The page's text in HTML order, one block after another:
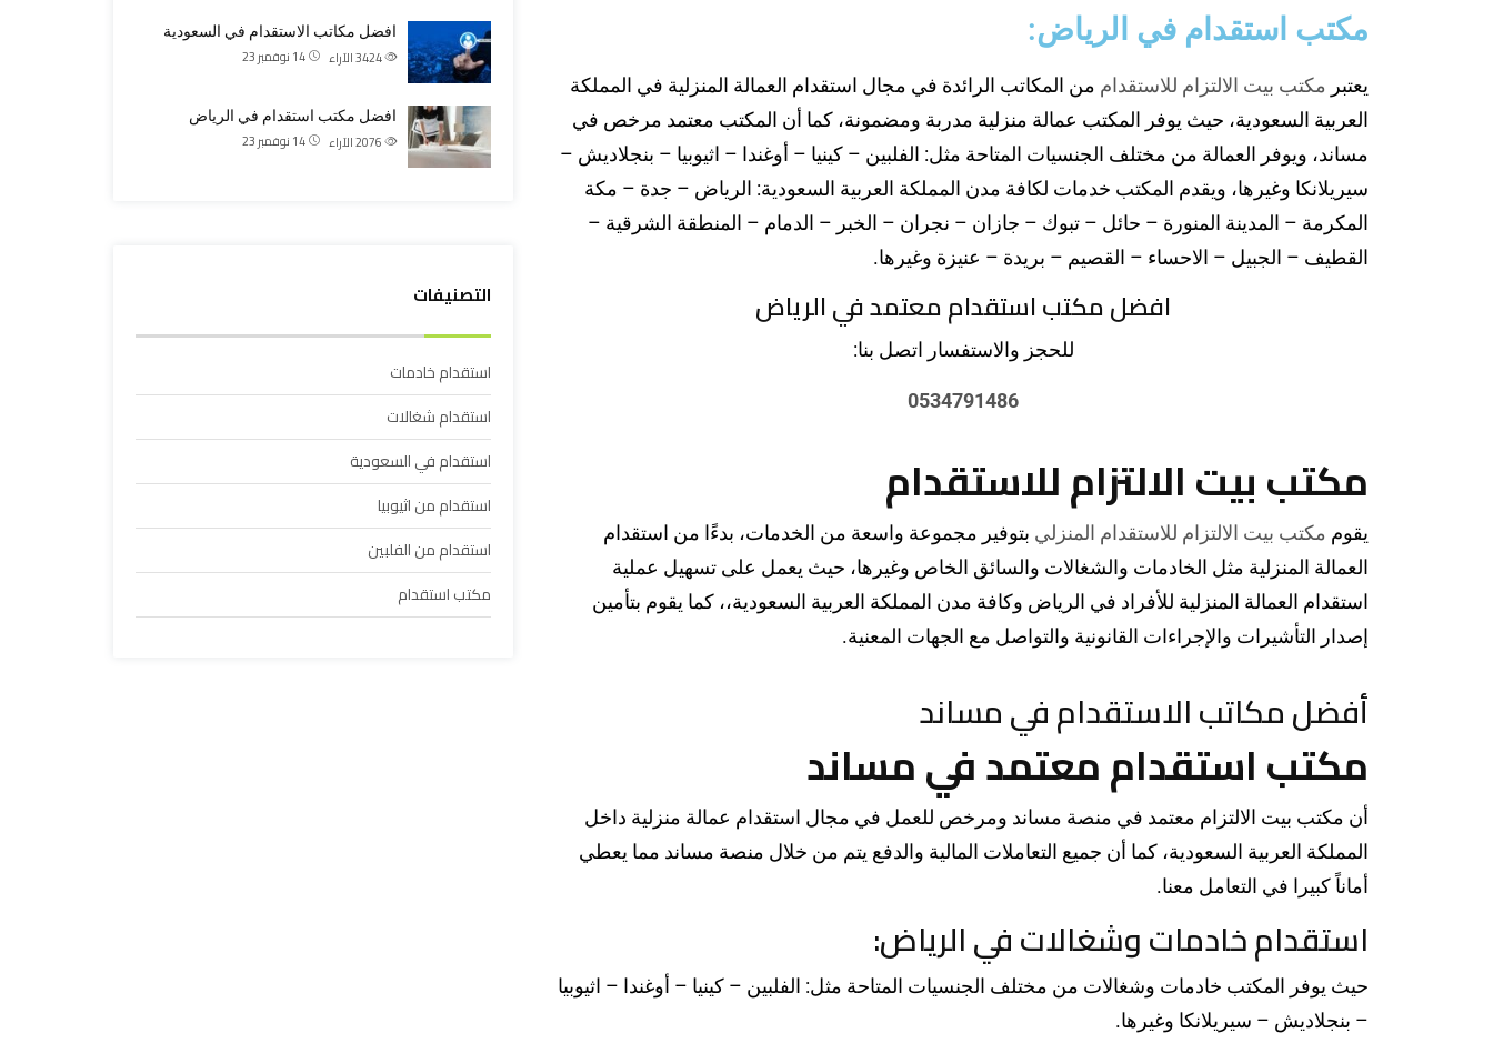
مكتب استقدام في الرياض:
يعتبر مكتب بيت الالتزام للاستقدام من المكاتب الرائدة في مجال استقدام العمالة المنزلية في المملكة
العربية السعودية، حيث يوفر المكتب عمالة منزلية مدربة ومضمونة، كما أن المكتب معتمد مرخص في
مساند، ويوفر العمالة من مختلف الجنسيات المتاحة مثل: الفلبين – كينيا – أوغندا – اثيوبيا – بنجلاديش –
سيريلانكا وغيرها، ويقدم المكتب خدمات لكافة مدن المملكة العربية السعودية: الرياض – جدة – مكة
المكرمة – المدينة المنورة – حائل – تبوك – جازان – نجران – الخبر – الدمام – المنطقة الشرقية –
القطيف – الجبيل – الاحساء – القصيم – بريدة – عنيزة وغيرها.
افضل مكتب استقدام معتمد في الرياض
للحجز والاستفسار اتصل بنا:
0534791486
مكتب بيت الالتزام للاستقدام
يقوم مكتب بيت الالتزام للاستقدام المنزلي بتوفير مجموعة واسعة من الخدمات، بدءًا من استقدام
العمالة المنزلية مثل الخادمات والشغالات والسائق الخاص وغيرها، حيث يعمل على تسهيل عملية
استقدام العمالة المنزلية للأفراد في الرياض وكافة مدن المملكة العربية السعودية،، كما يقوم بتأمين
إصدار التأشيرات والإجراءات القانونية والتواصل مع الجهات المعنية.
أفضل مكاتب الاستقدام في مساند
مكتب استقدام معتمد في مساند
أن مكتب بيت الالتزام معتمد في منصة مساند ومرخص للعمل في مجال استقدام عمالة منزلية داخل
المملكة العربية السعودية، كما أن جميع التعاملات المالية والدفع يتم من خلال منصة مساند مما يعطي
أماناً كبيرا في التعامل معنا.
استقدام خادمات وشغالات في الرياض:
حيث يوفر المكتب خادمات وشغالات من مختلف الجنسيات المتاحة مثل: الفلبين – كينيا – أوغندا – اثيوبيا
– بنجلاديش – سيريلانكا وغيرها.
افضل مكاتب الاستقدام في السعودية
14 نوفمبر 23 الآراء
افضل مكتب استقدام في الرياض
14 نوفمبر 23 الآراء
التصنيفات
استقدام خادمات
استقدام شغالات
استقدام في السعودية
استقدام من اثيوبيا
استقدام من الفلبين
مكتب استقدام